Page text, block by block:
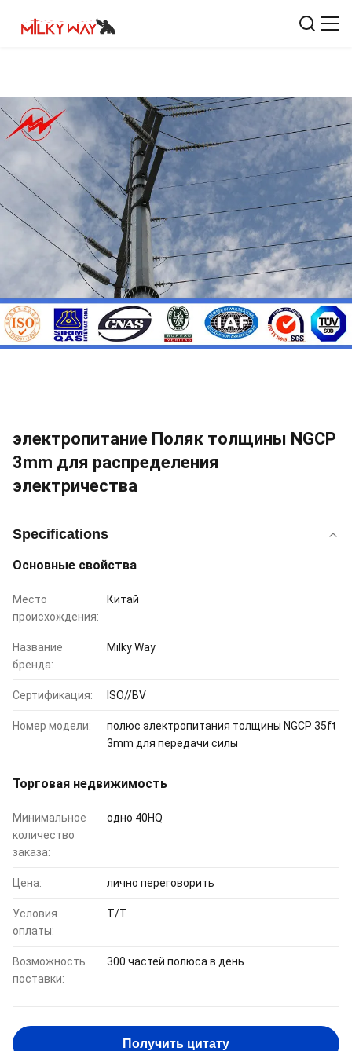
электропитание Поляк толщины NGCP
3mm для распределения
электричества
Specifications
Основные свойства
Место
происхождения:
Китай
Название
бренда:
Milky Way
Сертификация: ISO//BV
Номер модели:
полюс электропитания толщины NGCP 35ft
3mm для передачи силы
Торговая недвижимость
Минимальное
количество
заказа:
одно 40HQ
Цена: лично переговорить
Условия
оплаты:
T/T
Возможность
поставки:
300 частей полюса в день
Получить цитату